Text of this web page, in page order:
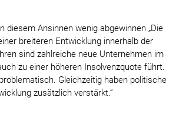
Ansinnen wenig abgewinnen „Die
breiteren Entwicklung innerhalb der
sind zahlreiche neue Unternehmen im
zu einer höheren Insolvenzquote führt.
Gleichzeitig haben politische
zusätzlich verstärkt.“